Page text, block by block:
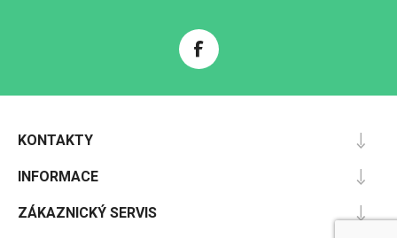
KONTAKTY
INFORMACE
ZÁKAZNICKÝ SERVIS